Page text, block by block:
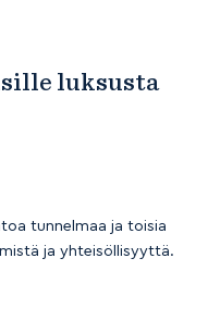
luksusta
tunnelmaa ja toisia
ja yhteisöllisyyttä.